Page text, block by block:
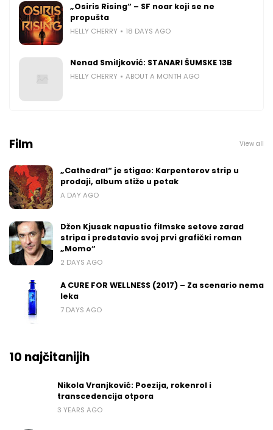
„Osiris Rising“ – SF noar koji se ne
propušta
HELLY CHERRY 18 DAYS AGO
Nenad Smiljković: STANARI ŠUMSKE 13B
HELLY CHERRY ABOUT A MONTH AGO
Film View all
„Cathedral“ je stigao: Karpenterov strip u
prodaji, album stiže u petak
A DAY AGO
Džon Kjusak napustio filmske setove zarad
stripa i predstavio svoj prvi grafički roman
„Momo“
2 DAYS AGO
A CURE FOR WELLNESS (2017) – Za scenario nema
leka
7 DAYS AGO
10 najčitanijih
Nikola Vranjković: Poezija, rokenrol i
transcedencija otpora
3 YEARS AGO